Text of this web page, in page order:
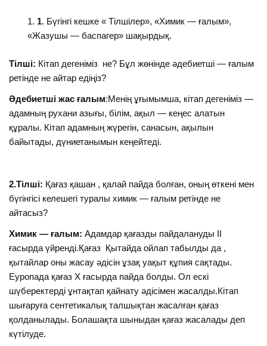
1. Бүгінгі кешке « Тілшілер», «Химик — ғалым»,
«Жазушы — баспагер» шақырдық.
Тілші: Кітап дегеніміз не? Бұл жөнінде әдебиетші — ғалым
ретінде не айтар едіңіз?
Әдебиетші жас ғалым:Менің ұғымымша, кітап дегеніміз —
адамның рухани азығы, білім, ақыл — кеңес алатын
құралы. Кітап адамның жүрегін, санасын, ақылын
байытады, дүниетанымын кеңейтеді.
2.Тілші: Қағаз қашан , қалай пайда болған, оның өткені мен
бүгінгісі келешегі туралы химик — ғалым ретінде не
айтасыз?
Химик — ғалым: Адамдар қағазды пайдалануды ІІ
ғасырда үйренді.Қағаз Қытайда ойлап табылды да ,
қытайлар оны жасау әдісін ұзақ уақыт құпия сақтады.
Еуропада қағаз Х ғасырда пайда болды. Ол ескі
шүберектерді ұнтақтап қайнату әдісімен жасалды.Кітап
шығаруға сентетикалық талшықтан жасалған қағаз
қолданылады. Болашақта шыныдан қағаз жасалады деп
күтілуде.